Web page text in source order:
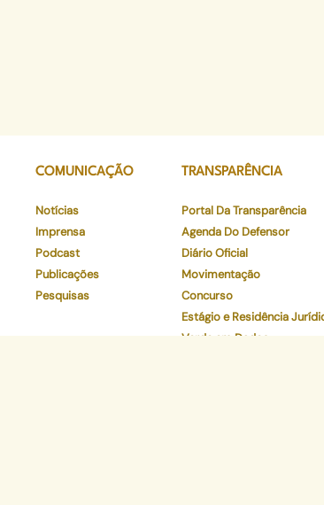
COMUNICAÇÃO
Notícias
Imprensa
Podcast
Publicações
Pesquisas
TRANSPARÊNCIA
Portal Da Transparência
Agenda Do Defensor
Diário Oficial
Movimentação
Concurso
Estágio e Residência
Verde em Dados